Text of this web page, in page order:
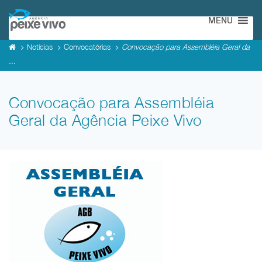
MENU
Notícias Convocatórias
Convocação para Assembléia Geral da
...
Convocação para Assembléia
Geral da Agência Peixe Vivo